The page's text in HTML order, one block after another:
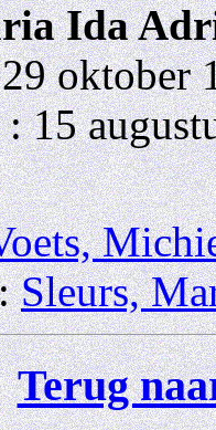
Ida
oktober
15
Sleurs,
Terug